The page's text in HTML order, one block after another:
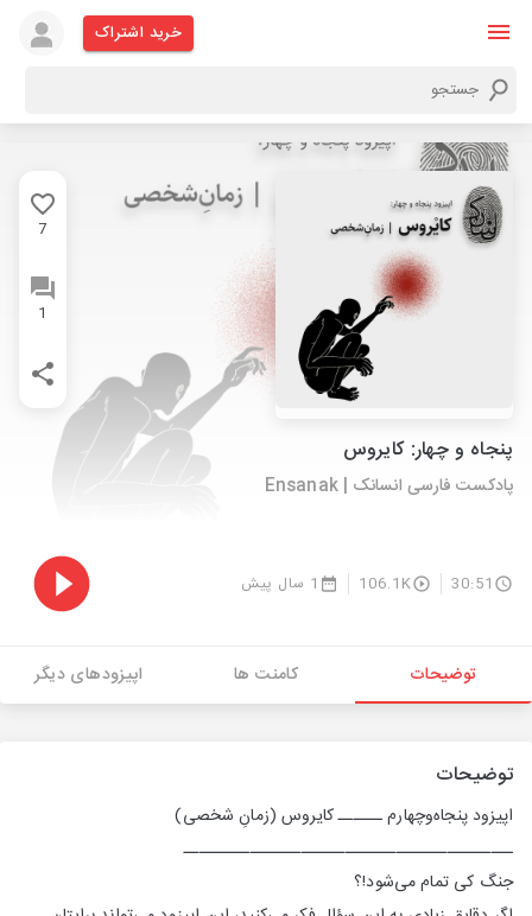
خرید اشتراک
7
1
پنجاه و چهار: کایروس
پادکست فارسی انسانک | Ensanak
30:51
106.1K 1 سال پیش
توضیحات کامنت ها اپیزودهای دیگر
توضیحات
اپیزود پنجاه‌وچهارم ــــــ کایروس (زمانِ شخصی)
ـــــــــــــــــــــــــــــــــــــــــــــ
جنگ کی تمام می‌شود!؟